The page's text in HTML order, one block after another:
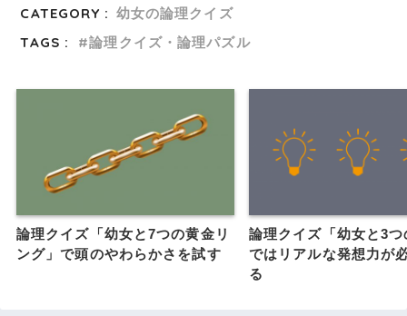
CATEGORY : 幼女の論理クイズ
TAGS :
論理クイズ・論理パズル
論理クイズ「幼女と7つの黄金リ
ング」で頭のやわらかさを試す
論理クイズ「幼女と3
ではリアルな発想力が
る